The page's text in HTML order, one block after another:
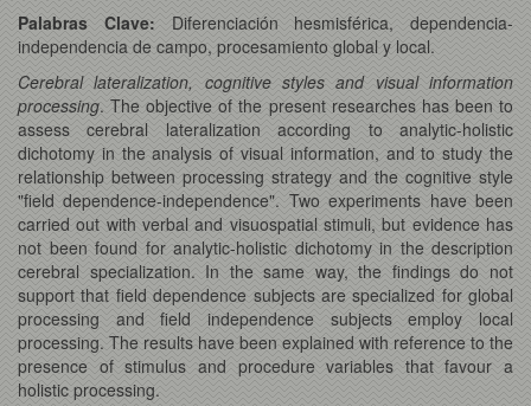
Palabras Clave: Diferenciación hesmisférica, dependencia-
independencia de campo, procesamiento global y local.
Cerebral lateralization, cognitive styles and visual information
processing. The objective of the present researches has been to
assess cerebral lateralization according to analytic-holistic
dichotomy in the analysis of visual information, and to study the
relationship between processing strategy and the cognitive style
"field dependence-independence". Two experiments have been
carried out with verbal and visuospatial stimuli, but evidence has
not been found for analytic-holistic dichotomy in the description
cerebral specialization. In the same way, the findings do not
support that field dependence subjects are specialized for global
processing and field independence subjects employ local
processing. The results have been explained with reference to the
presence of stimulus and procedure variables that favour a
holistic processing.